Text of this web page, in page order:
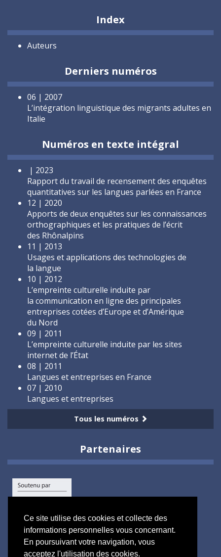
Ce site utilise des cookies et collecte des
informations personnelles vous concernant.
En poursuivant votre navigation, vous
acceptez l'utilisation des cookies.
Index
Auteurs
Derniers numéros
06 | 2007
L’intégration linguistique des migrants adultes en
Italie
Numéros en texte intégral
| 2023
Rapport du travail de recensement des enquêtes
quantitatives sur les langues parlées en France
12 | 2020
Apports de deux enquêtes sur les connaissances
orthographiques et les pratiques de l’écrit
des Rhônalpins
11 | 2013
Usages et applications des technologies de
la langue
10 | 2012
L’empreinte culturelle induite par
la communication en ligne des principales
entreprises cotées d’Europe et d’Amérique
du Nord
09 | 2011
L’empreinte culturelle induite par les sites
internet de l’État
08 | 2011
Langues et entreprises en France
07 | 2010
Langues et entreprises
Tous les numéros
Partenaires